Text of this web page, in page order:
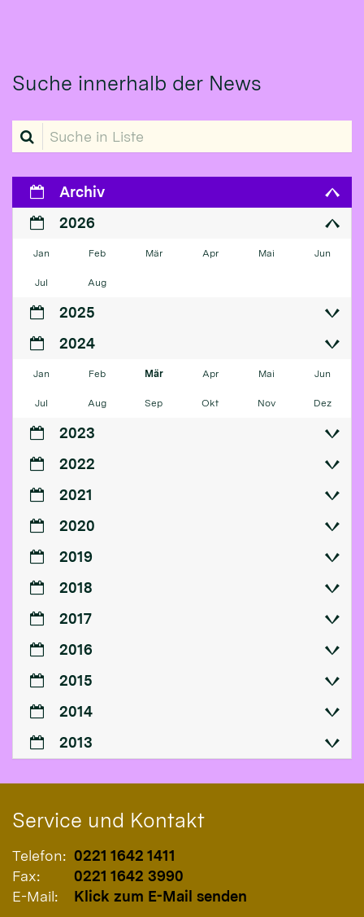
Suche innerhalb der News
Suche in Liste
Archiv
2026
Jan Feb Mär Apr Mai Jun
Jul Aug
2025
2024
Jan Feb Mär Apr Mai Jun
Jul Aug Sep Okt Nov Dez
2023
2022
2021
2020
2019
2018
2017
2016
2015
2014
2013
Service und Kontakt
Telefon: 0221 1642 1411
Fax:
0221 1642 3990
E-Mail:
Klick zum E-Mail senden